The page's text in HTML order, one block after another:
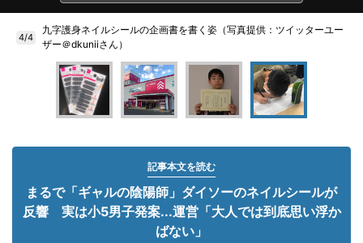
4/4
九字護身ネイルシールの企画書を書く姿（写真提供：ツイッターユー
ザー＠dkuniiさん）
記事本文を読む
まるで「ギャルの陰陽師」ダイソーのネイルシールが
反響 実は小5男子発案...運営「大人では到底思い浮か
ばない」